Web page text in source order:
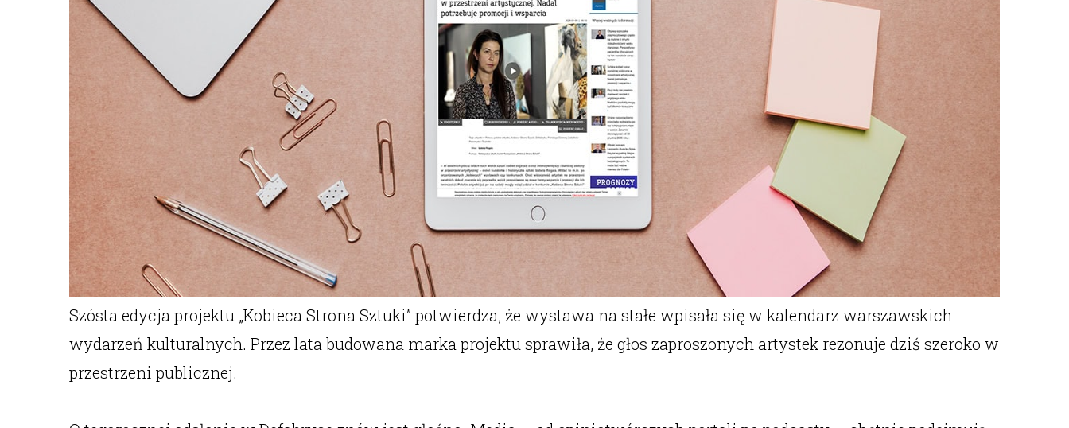
Szósta edycja projektu „Kobieca Strona Sztuki” potwierdza, że wystawa na stałe wpisała się w kalendarz warszawskich
wydarzeń kulturalnych. Przez lata budowana marka projektu sprawiła, że głos zaproszonych artystek rezonuje dziś szeroko w
przestrzeni publicznej.